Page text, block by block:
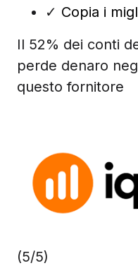
✓ Copia i
Il 52% dei conti
perde denaro
questo fornitore
(5/5)